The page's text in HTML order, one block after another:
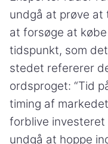
undgå at prøve at
at forsøge at
tidspunkt, som
stedet refererer
ordsproget: “Tid
timing af
forblive
undgå at hoppe